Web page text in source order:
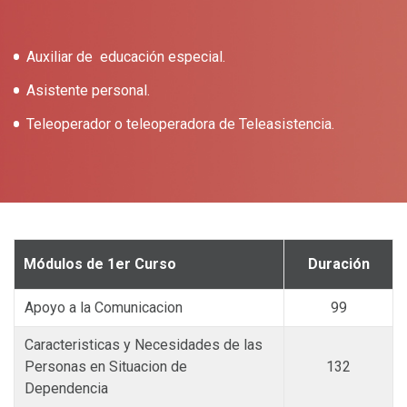
Auxiliar de educación especial.
Asistente personal.
Teleoperador o teleoperadora de Teleasistencia.
Módulos de 1er Curso Duración
Apoyo a la Comunicacion 99
Caracteristicas y Necesidades de las
Personas en Situacion de
Dependencia
132